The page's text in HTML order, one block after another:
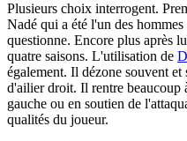
Plusieurs choix interrogent.
Nadé qui a été l'un des
questionne. Encore plus après
quatre saisons. L'utilisation de
également. Il dézone souvent et
d'ailier droit. Il rentre
gauche ou en soutien de
qualités du joueur.